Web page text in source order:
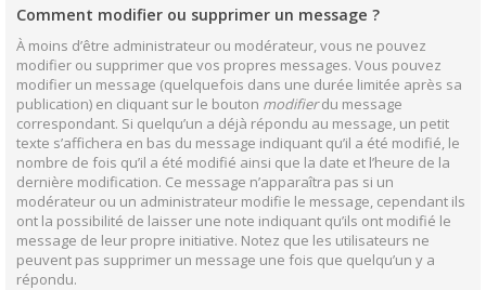
Comment modifier ou supprimer un message ?
À moins d’être administrateur ou modérateur, vous ne pouvez
modifier ou supprimer que vos propres messages. Vous pouvez
modifier un message (quelquefois dans une durée limitée après sa
publication) en cliquant sur le bouton modifierdu message
correspondant. Si quelqu’un a déjà répondu au message, un petit
texte s’affichera en bas du message indiquant qu’il a été modifié, le
nombre de fois qu’il a été modifié ainsi que la date et l’heure de la
dernière modification. Ce message n’apparaîtra pas si un
modérateur ou un administrateur modifie le message, cependant ils
ont la possibilité de laisser une note indiquant qu’ils ont modifié le
message de leur propre initiative. Notez que les utilisateurs ne
peuvent pas supprimer un message une fois que quelqu’un y a
répondu.